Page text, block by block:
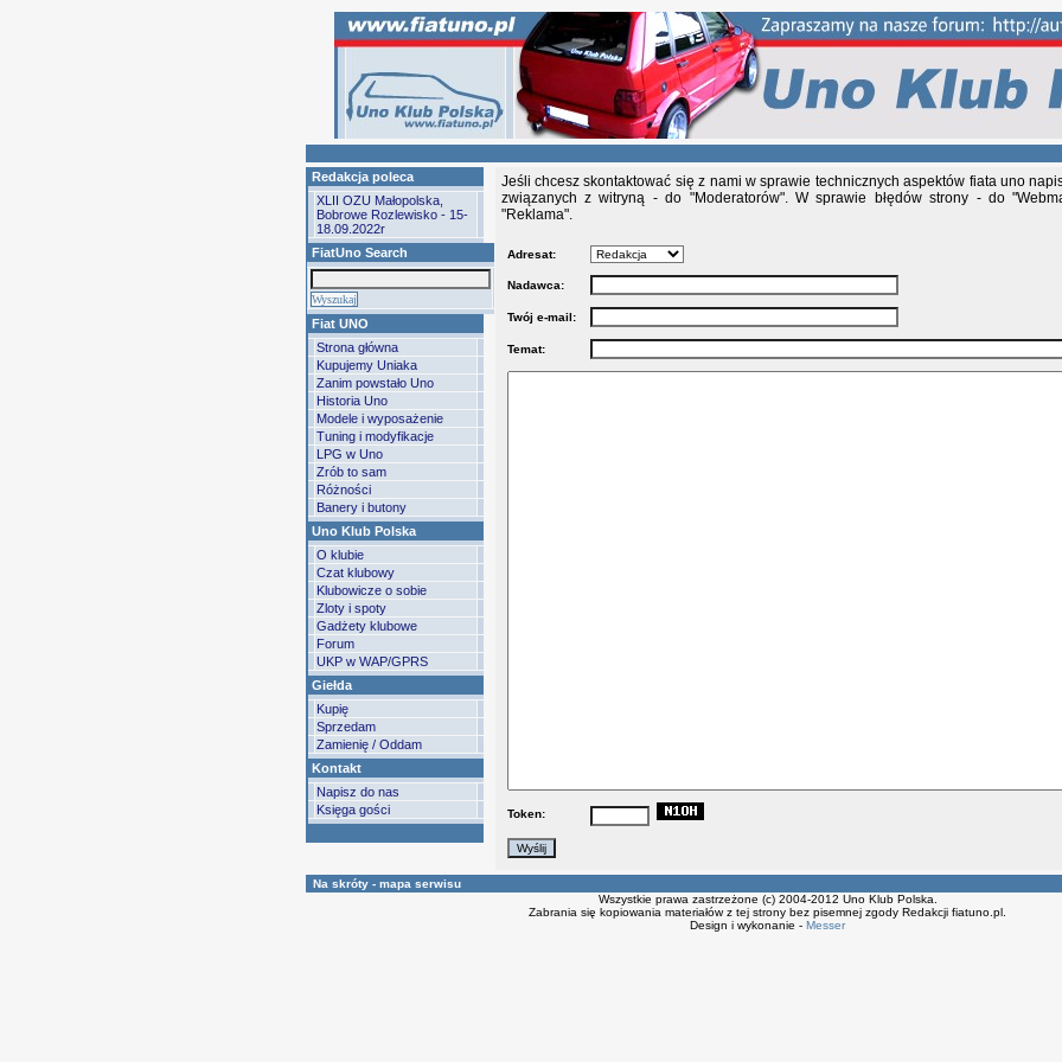
Redakcja poleca
XLII OZU Małopolska,
Bobrowe Rozlewisko - 15-
18.09.2022r
FiatUno Search
Fiat UNO
Strona główna
Kupujemy Uniaka
Zanim powstało Uno
Historia Uno
Modele i wyposażenie
Tuning i modyfikacje
LPG w Uno
Zrób to sam
Różności
Banery i butony
Uno Klub Polska
O klubie
Czat klubowy
Klubowicze o sobie
Zloty i spoty
Gadżety klubowe
Forum
UKP w WAP/GPRS
Giełda
Kupię
Sprzedam
Zamienię / Oddam
Kontakt
Napisz do nas
Księga gości
Jeśli chcesz skontaktować się z nami w sprawie technicznych aspektów fiata uno
związanych z witryną - do "Moderatorów". W sprawie błędów strony - do
"Reklama".
Adresat:
Nadawca:
Twój e-mail:
Temat:
Token:
Na skróty - mapa serwisu
Wszystkie prawa zastrzeżone (c) 2004-2012 Uno Klub Polska.
Zabrania się kopiowania materiałów z tej strony bez pisemnej zgody Redakcji fiatuno.pl.
Design i wykonanie - Messer